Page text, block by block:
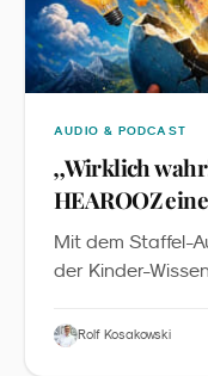
AUDIO & PODCAST
„Wirklich
HEAROOZ
auf Peer-
Mit dem Staffel-
der Kinder-
sich Peer-
Rolf Kosakowski